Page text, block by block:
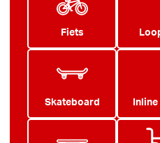
Fiets
Skateboard